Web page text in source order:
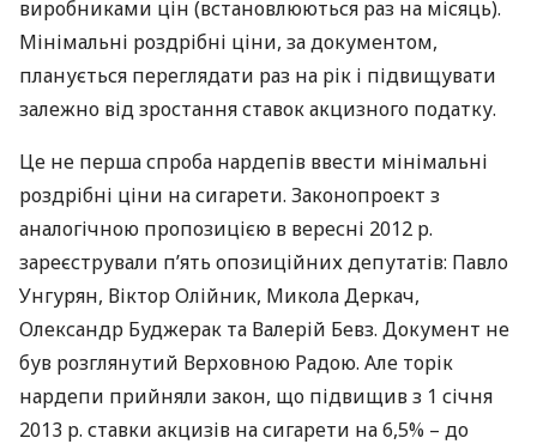
виробниками цін (встановлюються раз на місяць).
Мінімальні роздрібні ціни, за документом,
планується переглядати раз на рік і підвищувати
залежно від зростання ставок акцизного податку.
Це не перша спроба нардепів ввести мінімальні
роздрібні ціни на сигарети. Законопроект з
аналогічною пропозицією в вересні 2012 р.
зареєстрували п’ять опозиційних депутатів: Павло
Унгурян, Віктор Олійник, Микола Деркач,
Олександр Буджерак та Валерій Бевз. Документ не
був розглянутий Верховною Радою. Але торік
нардепи прийняли закон, що підвищив з 1 січня
2013 р. ставки акцизів на сигарети на 6,5% – до